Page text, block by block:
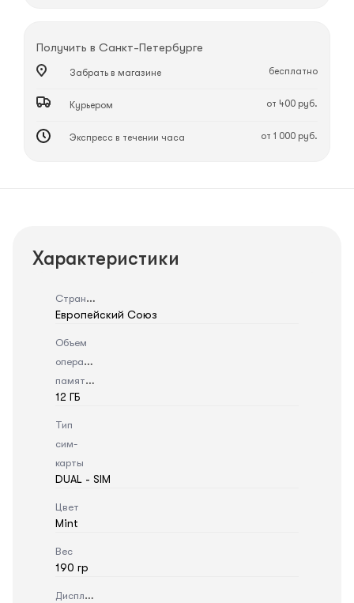
Получить в Санкт-Петербурге
Забрать в магазине бесплатно
Курьером от 400 руб.
Экспресс в течении часа от 1 000 руб.
Характеристики
Страна
Европейский Союз
Объем
оперативной
памяти
12 ГБ
Тип
сим-
карты
DUAL - SIM
Цвет
Mint
Вес
190 гр
Дисплей